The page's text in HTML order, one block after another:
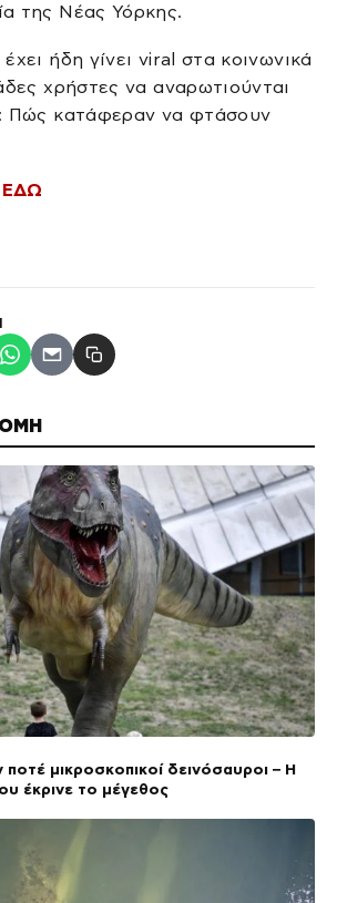
ποτέ μικροσκοπικοί δεινόσαυροι – Η
έκρινε το μέγεθος
της Νέας Υόρκης.
έχει ήδη γίνει viral στα κοινωνικά
χρήστες να αναρωτιούνται
Πώς κατάφεραν να φτάσουν
ΕΔΩ